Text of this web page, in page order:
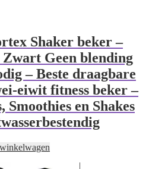
Shaker beker –
Geen blending
– Beste draagbare
eiwit fitness beker –
en Shakes